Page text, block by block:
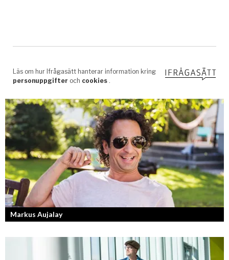
Markus Aujalay
Sveriges tuffaste matjury är epitetet på juryn i Sveriges Mästerkock.
Markus Aujalay är domaren som ger mästerkockarna mardrömmar.